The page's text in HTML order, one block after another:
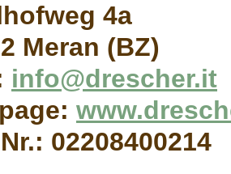
4a
Meran (BZ)
info@drescher.it
02208400214